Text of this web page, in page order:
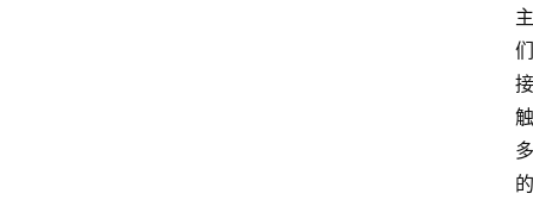
主
们
接
触
多
的